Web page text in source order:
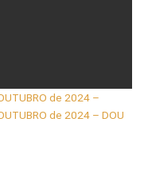
de 2024 –
de 2024 – DOU